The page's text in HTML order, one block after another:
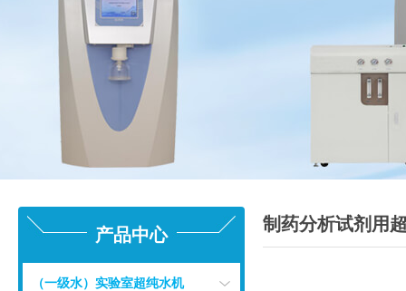
产品中心
（一级水）实验室超纯水机
制药分析试剂用